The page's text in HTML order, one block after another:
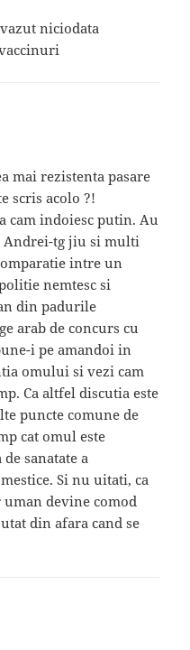
niciodata
mai rezistenta pasare
scris acolo ?!
cam indoiesc putin. Au
Andrei-tg jiu si multi
intre un
nemtesc si
din padurile
arab de concurs cu
i pe amandoi in
omului si vezi cam
Ca altfel discutia este
puncte comune de
cat omul este
sanatate a
Si nu uitati, ca
devine comod
din afara cand se